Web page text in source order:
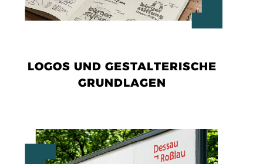
LOGOS UND GESTALTERISCHE
GRUNDLAGEN